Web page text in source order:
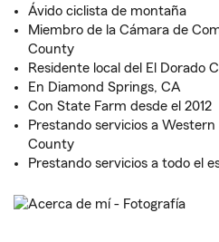
Ávido ciclista de montaña
Miembro de la Cámara de
County
Residente local del El Dorado
En Diamond Springs, CA
Con State Farm desde el 2012
Prestando servicios a Western
County
Prestando servicios a todo el